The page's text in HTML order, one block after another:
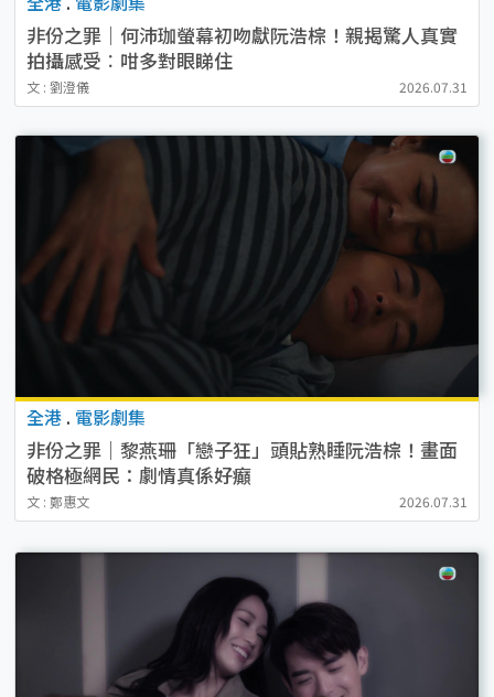
非份之罪｜何沛珈螢幕初吻獻阮浩棕！親揭驚人真實
拍攝感受︰咁多對眼睇住
文 : 劉澄儀 2026.07.31
全港 . 電影劇集
非份之罪｜黎燕珊「戀子狂」頭貼熟睡阮浩棕！畫面
破格極網民：劇情真係好癲
文 : 鄭惠文 2026.07.31